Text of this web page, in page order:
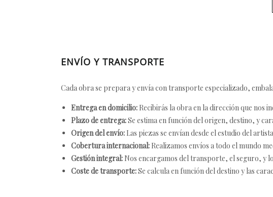
ENVÍO Y TRANSPORTE
Cada obra se prepara y envía con transporte especializado,
Entrega en domicilio: Recibirás la obra en la dirección que nos
Plazo de entrega:Se estima en función del origen, destino, y
Origen del envío: Las piezas se envían desde el estudio del
Cobertura internacional: Realizamos envíos a todo el mundo
Gestión integral: Nos encargamos del transporte, el seguro, y
Coste de transporte:Se calcula en función del destino y las